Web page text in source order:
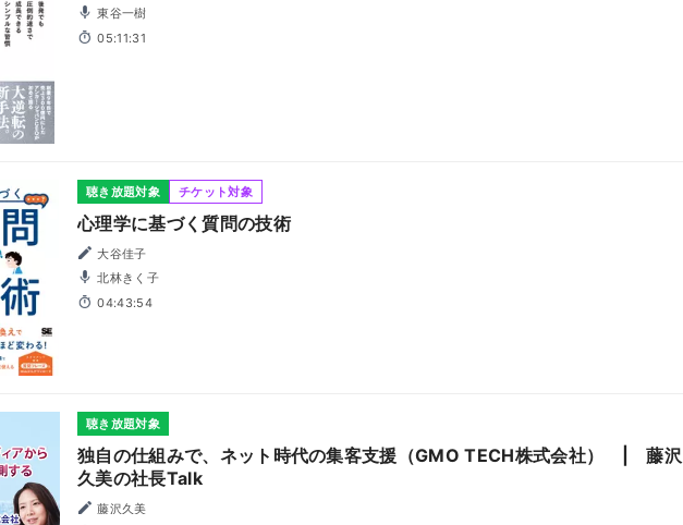
東谷一樹
05:11:31
聴き放題対象 チケット対象
心理学に基づく質問の技術
大谷佳子
北林きく子
04:43:54
聴き放題対象
独自の仕組みで、ネット時代の集客支援（GMO TECH株式会社） | 藤沢
久美の社長Talk
藤沢久美